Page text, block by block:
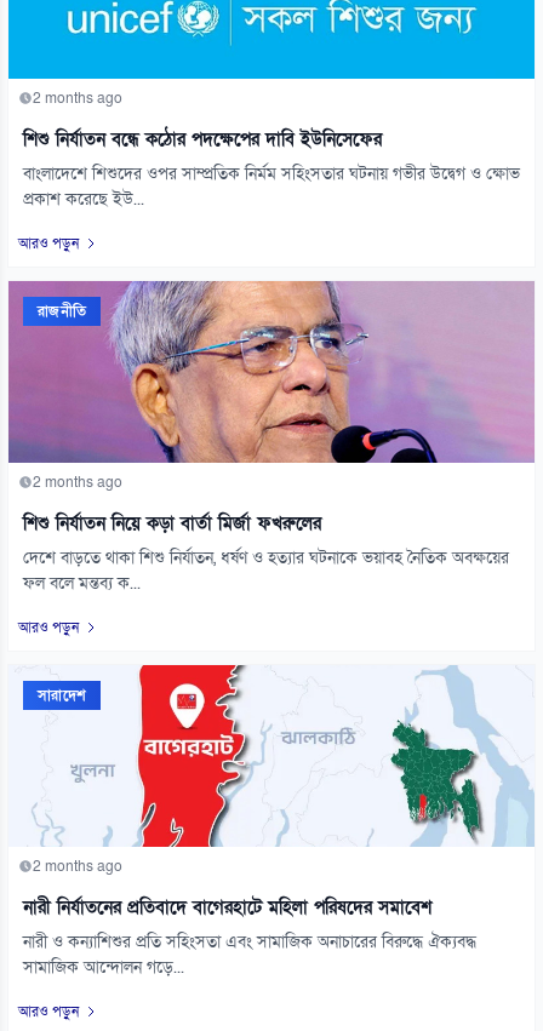
2 months ago
শিশু নির্যাতন বন্ধে কঠোর পদক্ষেপের দাবি ইউনিসেফের
বাংলাদেশে শিশুদের ওপর সাম্প্রতিক নির্মম সহিংসতার ঘটনায় গভীর উদ্বেগ ও ক্ষোভ
প্রকাশ করেছে ইউ...
আরও পড়ুন
রাজনীতি
2 months ago
শিশু নির্যাতন নিয়ে কড়া বার্তা মির্জা ফখরুলের
দেশে বাড়তে থাকা শিশু নির্যাতন, ধর্ষণ ও হত্যার ঘটনাকে ভয়াবহ নৈতিক অবক্ষয়ের
ফল বলে মন্তব্য ক...
আরও পড়ুন
সারাদেশ
2 months ago
নারী নির্যাতনের প্রতিবাদে বাগেরহাটে মহিলা পরিষদের সমাবেশ
নারী ও কন্যাশিশুর প্রতি সহিংসতা এবং সামাজিক অনাচারের বিরুদ্ধে ঐক্যবদ্ধ
সামাজিক আন্দোলন গড়ে...
আরও পড়ুন